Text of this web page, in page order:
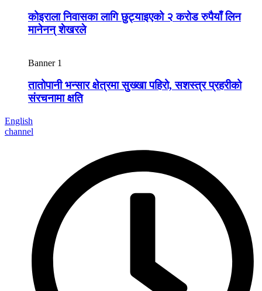
कोइराला निवासका लागि छुट्याइएको २ करोड रुपैयाँ लिन
मानेनन् शेखरले
Banner 1
तातोपानी भन्सार क्षेत्रमा सुख्खा पहिरो, सशस्त्र प्रहरीको
संरचनामा क्षति
English
channel